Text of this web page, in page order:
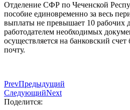
Отделение СФР по Чеченской
пособие единовременно за весь
выплаты не превышает 10 рабочих
работодателем необходимых
осуществляется на банковский
почту.
PrevПредыдущий
СледующийNext
Поделится: